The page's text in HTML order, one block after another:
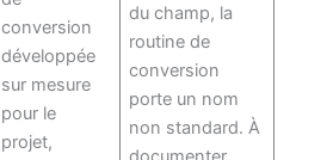
conversion
développée
sur mesure
pour le
projet,
du champ, la
routine de
conversion
porte un nom
non standard. À